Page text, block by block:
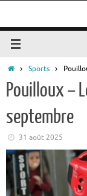
contenu
Accueil
Sports
Pouilloux –
septembre
31 août 2025